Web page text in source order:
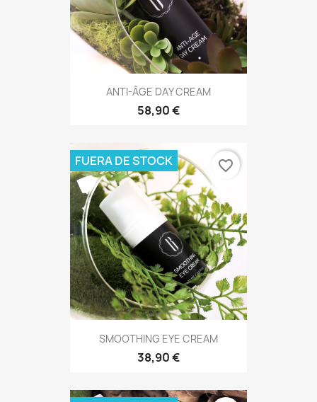
ANTI-ÂGE DAY CREAM
58,90 €
SMOOTHING EYE CREAM
38,90 €
FUERA DE STOCK favorite_border